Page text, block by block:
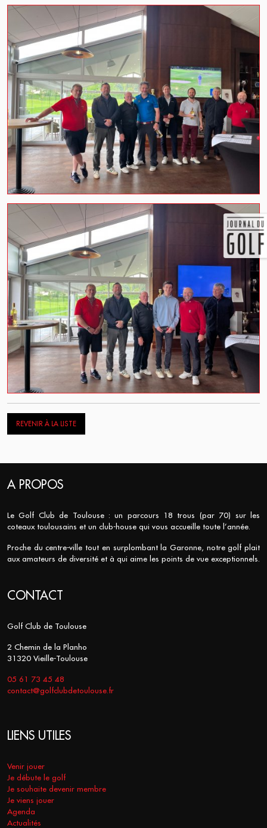
REVENIR À LA LISTE
A PROPOS
Le Golf Club de Toulouse : un parcours 18 trous (par 70) sur les
coteaux toulousains et un club-house qui vous accueille toute l’année.
Proche du centre-ville tout en surplombant la Garonne, notre golf plait
aux amateurs de diversité et à qui aime les points de vue exceptionnels.
CONTACT
Golf Club de Toulouse
2 Chemin de la Planho
31320 Vieille-Toulouse
05 61 73 45 48
contact@golfclubdetoulouse.fr
LIENS UTILES
Venir jouer
Je débute le golf
Je souhaite devenir membre
Je viens jouer
Agenda
Actualités